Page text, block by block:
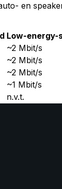
en
Low-energy-
~2 Mbit/s
~2 Mbit/s
~2 Mbit/s
~1 Mbit/s
n.v.t.